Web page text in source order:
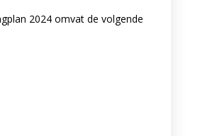
2024 omvat de volgende